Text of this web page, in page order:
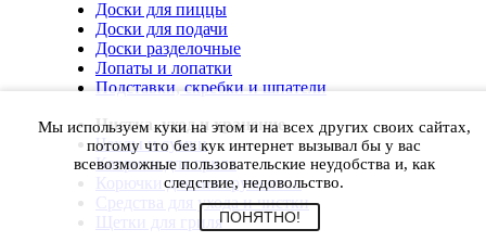
Доски для пиццы
Доски для подачи
Доски разделочные
Лопаты и лопатки
Подставки, скребки и шпатели
Чистка, уход и хранение
Чехлы и сумки
Коврики для гриля
Корючки для инструментов
Средства для ухода и чистки
Щетки для гриля
Мы используем куки на этом и на всех других своих сайтах,
потому что без кук интернет вызывал бы у вас
всевозможные пользовательские неудобства и, как
следствие, недовольство.
ПОНЯТНО!